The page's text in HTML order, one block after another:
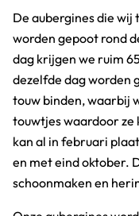
De aubergines die wij
worden gepoot rond
dag krijgen we ruim
dezelfde dag worden
touw binden, waarbij
touwtjes waardoor ze
kan al in februari
en met eind oktober.
schoonmaken en